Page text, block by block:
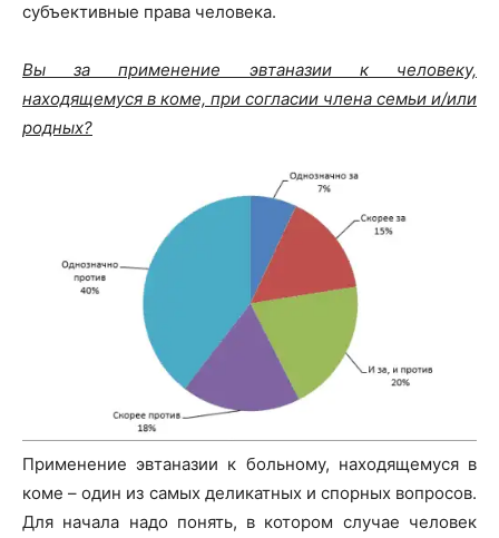
субъективные права человека.
Вы за применение эвтаназии к человеку,
находящемуся в коме, при согласии члена семьи и/или
родных?
Применение эвтаназии к больному, находящемуся в
коме – один из самых деликатных и спорных вопросов.
Для начала надо понять, в котором случае человек